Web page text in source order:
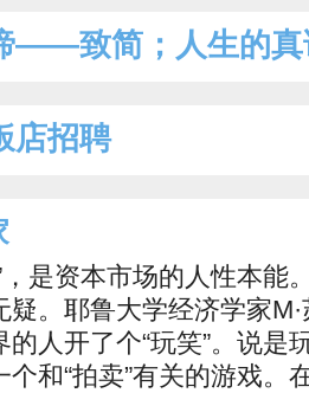
——致简；人生的
店招聘
，是资本市场的人性本能
疑。耶鲁大学经济学家
的人开了个“玩笑”。说是
个和“拍卖”有关的游戏。